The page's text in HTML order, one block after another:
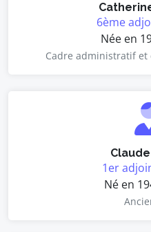
6ème
Née en
Cadre administratif
Claude
1er
Né en